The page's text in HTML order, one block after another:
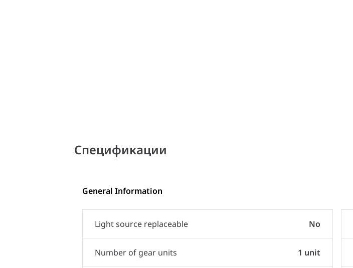
Спецификации
General Information
Light source replaceable No
Number of gear units 1 unit